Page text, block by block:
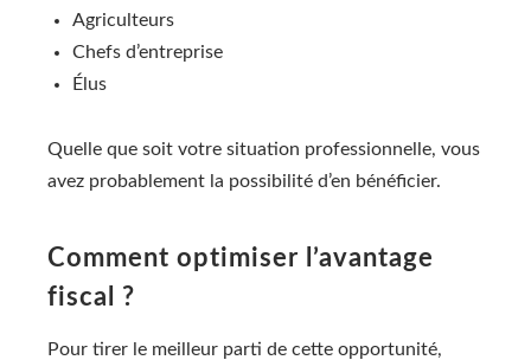
Agriculteurs
Chefs d’entreprise
Élus
Quelle que soit votre situation professionnelle, vous
avez probablement la possibilité d’en bénéficier.
Comment optimiser l’avantage
fiscal ?
Pour tirer le meilleur parti de cette opportunité,